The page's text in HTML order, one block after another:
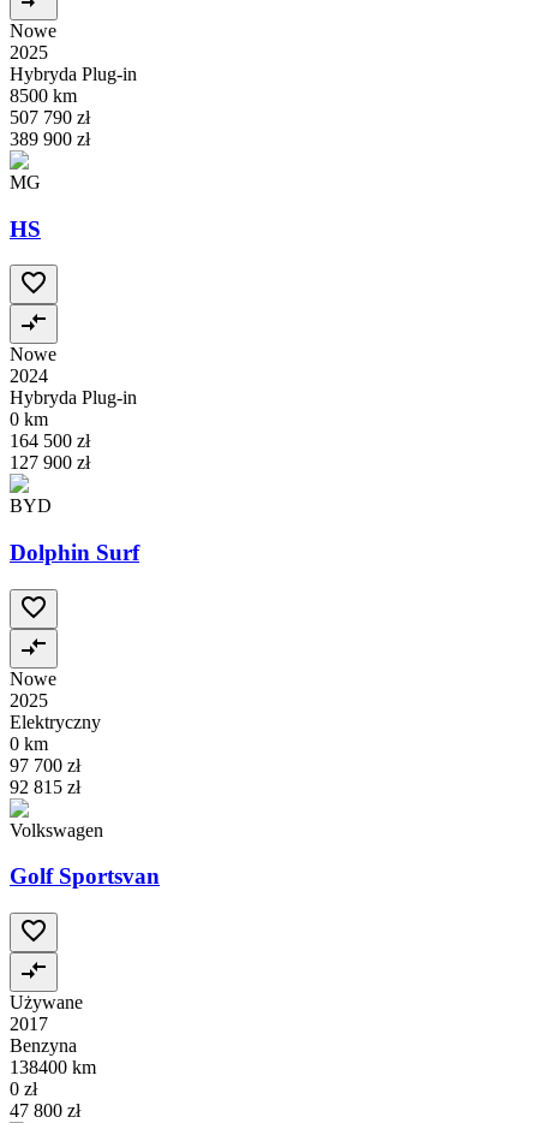
Nowe
2025
Hybryda Plug-in
8500 km
507 790 zł
389 900 zł
MG
HS
Nowe
2024
Hybryda Plug-in
0 km
164 500 zł
127 900 zł
BYD
Dolphin Surf
Nowe
2025
Elektryczny
0 km
97 700 zł
92 815 zł
Volkswagen
Golf Sportsvan
Używane
2017
Benzyna
138400 km
0 zł
47 800 zł